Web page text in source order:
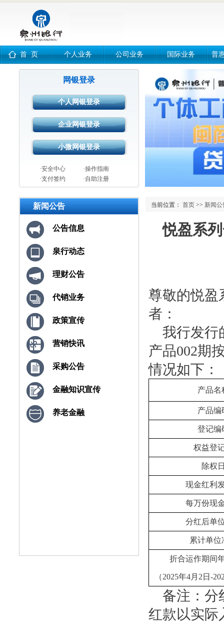
个人业务 公司业务 国际业务 普
首 页
网银登录
·安全中心
·操作指南
·支付签约
·自助注册
新闻公告
公告信息
泉行动态
理财公告
代销业务
政策宣传
营销快讯
采购公告
金融知识宣传
养老金融
当前位置： 首页 >> 新闻公
悦盈系
尊敬的悦盈
者：
我行发行
产品002期
情况如下：
产品名
产品编
登记编
权益登
除权
现金红利
每万份现
分红后单
累计单位
折合运作期间
（2025年4月2日-
备注：分
红款以实际